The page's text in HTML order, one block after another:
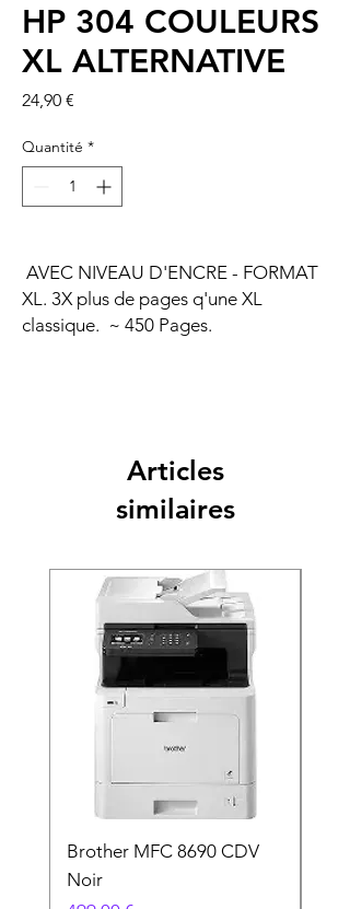
HP 304 COULEURS
XL ALTERNATIVE
24,90 €
Quantité *
AVEC NIVEAU D'ENCRE - FORMAT
XL. 3X plus de pages q'une XL
classique. ~ 450 Pages.
Articles
similaires
Brother MFC 8690 CDV
Noir